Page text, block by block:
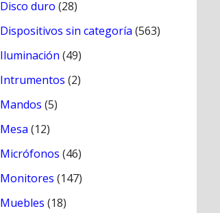
Disco duro (28)
Dispositivos sin categoría (563)
Iluminación (49)
Intrumentos (2)
Mandos (5)
Mesa (12)
Micrófonos (46)
Monitores (147)
Muebles (18)